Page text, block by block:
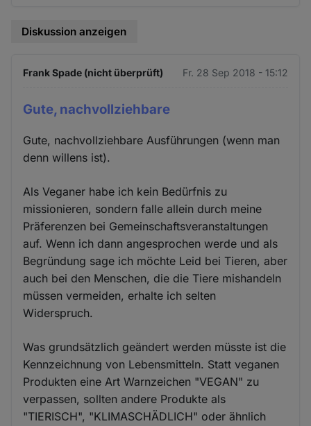
Diskussion anzeigen
Frank Spade (nicht überprüft) Fr. 28 Sep 2018 - 15:12
Gute, nachvollziehbare
Gute, nachvollziehbare Ausführungen (wenn man
denn willens ist).
Als Veganer habe ich kein Bedürfnis zu
missionieren, sondern falle allein durch meine
Präferenzen bei Gemeinschaftsveranstaltungen
auf. Wenn ich dann angesprochen werde und als
Begründung sage ich möchte Leid bei Tieren, aber
auch bei den Menschen, die die Tiere mishandeln
müssen vermeiden, erhalte ich selten
Widerspruch.
Was grundsätzlich geändert werden müsste ist die
Kennzeichnung von Lebensmitteln. Statt veganen
Produkten eine Art Warnzeichen "VEGAN" zu
verpassen, sollten andere Produkte als
"TIERISCH", "KLIMASCHÄDLICH" oder ähnlich